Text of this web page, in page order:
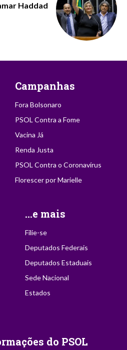
Haddad
Campanhas
Fora Bolsonaro
PSOL Contra a Fome
Vacina Já
Renda Justa
PSOL Contra o Coronavírus
Florescer por Marielle
...e mais
Filie-se
Deputados Federais
Deputados Estaduais
Sede Nacional
Estados
do PSOL